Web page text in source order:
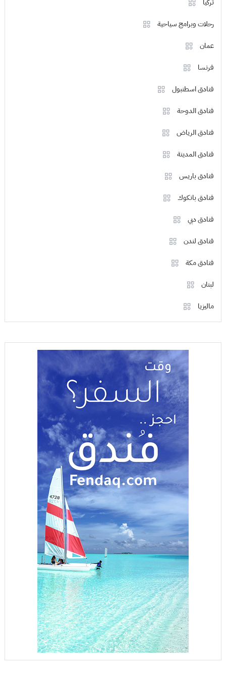
تركيا
رحلات وبرامج سياحية
عمان
فرنسا
فنادق اسطنبول
فنادق الدوحة
فنادق الرياض
فنادق المدينة
فنادق باريس
فنادق بانكوك
فنادق دبي
فنادق لندن
فنادق مكة
لبنان
ماليزيا